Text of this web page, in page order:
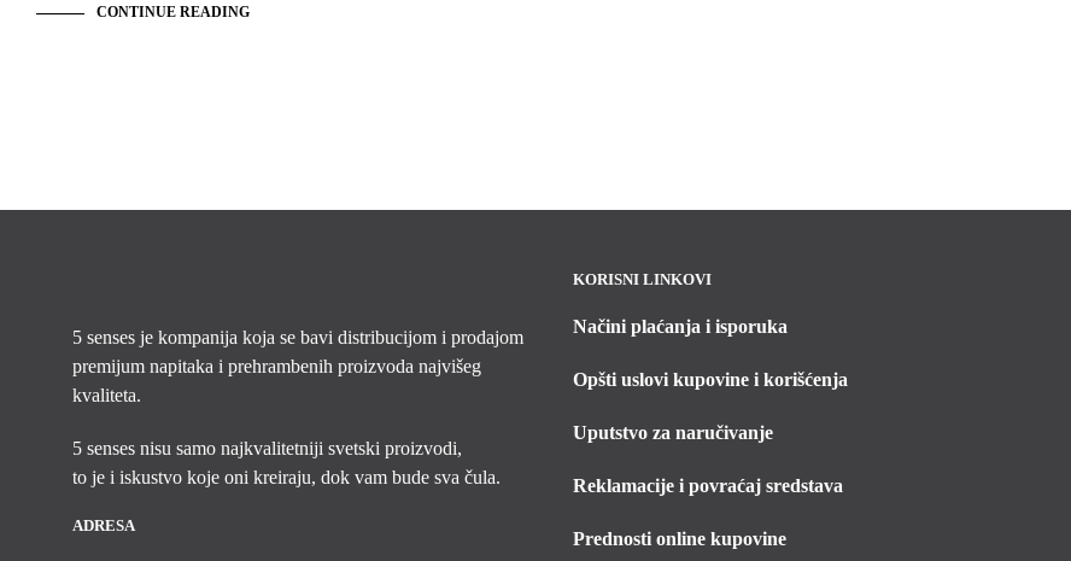
CONTINUE READING
5 senses je kompanija koja se bavi distribucijom i prodajom
premijum napitaka i prehrambenih proizvoda najvišeg
kvaliteta.
5 senses nisu samo najkvalitetniji svetski proizvodi,
to je i iskustvo koje oni kreiraju, dok vam bude sva čula.
ADRESA
KORISNI LINKOVI
Načini plaćanja i isporuka
Opšti uslovi kupovine i korišćenja
Uputstvo za naručivanje
Reklamacije i povraćaj sredstava
Prednosti online kupovine